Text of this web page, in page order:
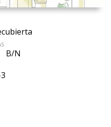
B/N